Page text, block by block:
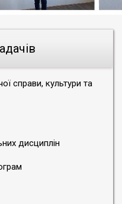
справи, культури та
дисциплін